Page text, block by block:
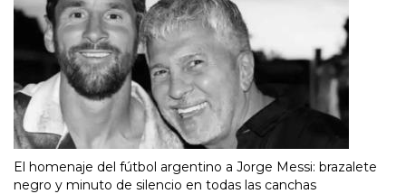
El homenaje del fútbol argentino a Jorge Messi: brazalete
negro y minuto de silencio en todas las canchas